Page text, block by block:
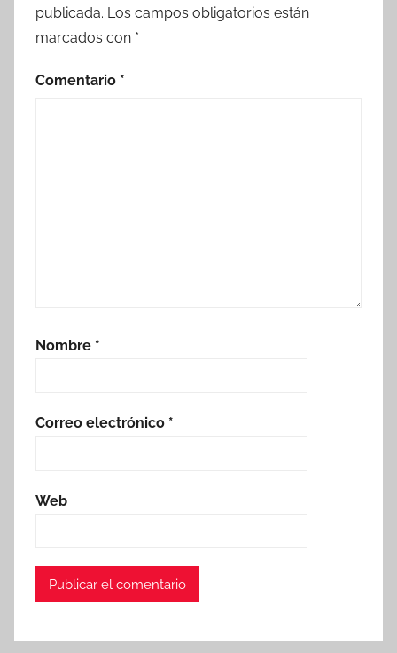
publicada. Los campos obligatorios están
marcados con *
Comentario *
Nombre *
Correo electrónico *
Web